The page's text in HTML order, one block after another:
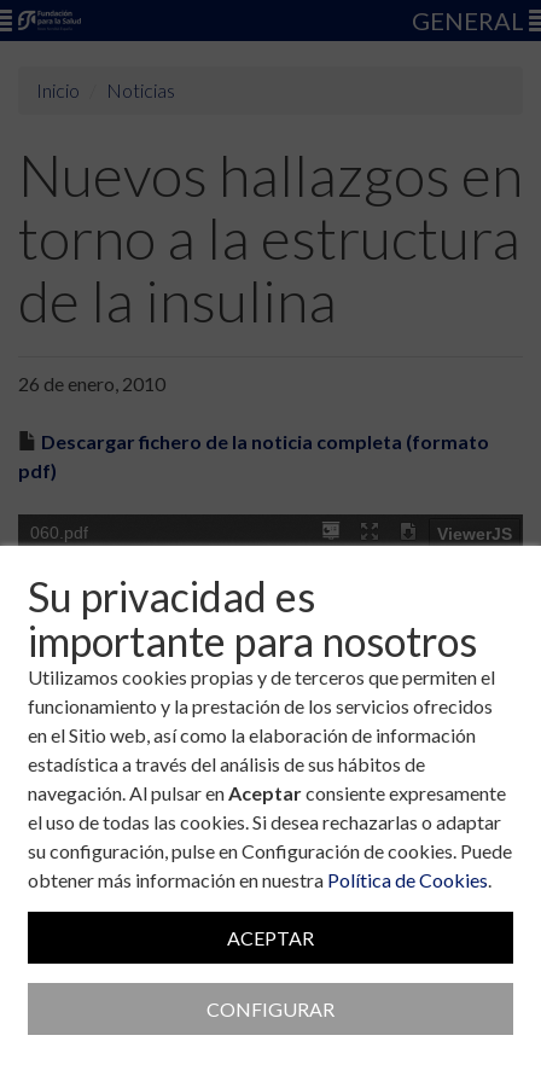
Su privacidad es
importante para nosotros
Utilizamos cookies propias y de terceros que permiten el
funcionamiento y la prestación de los servicios ofrecidos
en el Sitio web, así como la elaboración de información
estadística a través del análisis de sus hábitos de
navegación. Al pulsar enAceptarconsiente expresamente
el uso de todas las cookies. Si desea rechazarlas o adaptar
su configuración, pulse en Configuración de cookies. Puede
obtener más información en nuestra Política de Cookies.
ACEPTAR
CONFIGURAR
GENERAL
Inicio Noticias
Nuevos hallazgos en
torno a la estructura
de la insulina
26 de enero, 2010
Descargar fichero de la noticia completa (formato
pdf)
Colaboran con la Fundación